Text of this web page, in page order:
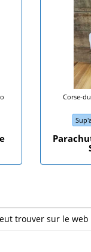
Corse-
trouver sur le web